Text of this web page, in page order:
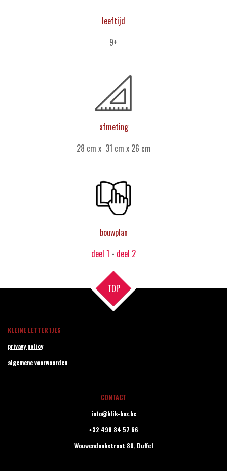
leeftijd
9+
afmeting
28 cm x 31 cm x 26 cm
bouwplan
deel 1 - deel 2
TOP
KLEINE LETTERTJES
privavy policy
algemene voorwaarden
CONTACT
info@klik-box.be
+32 498 84 57 66
Wouwendonkstraat 80, Duffel